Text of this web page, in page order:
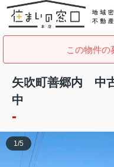
この物件の
矢吹町善郷内 中
中
-
1/5